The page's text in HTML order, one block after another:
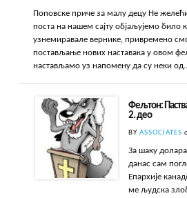
Поповске приче за малу децу Не
поста на нашем сајту објаљујемо било
узнемиравале вернике, привремено
постављање нових наставака у овом
настављамо уз напомену да су неки
Фељтон:
2. део
BYASSOCIATES
За шаку
данас сам
Епархије
ме људска